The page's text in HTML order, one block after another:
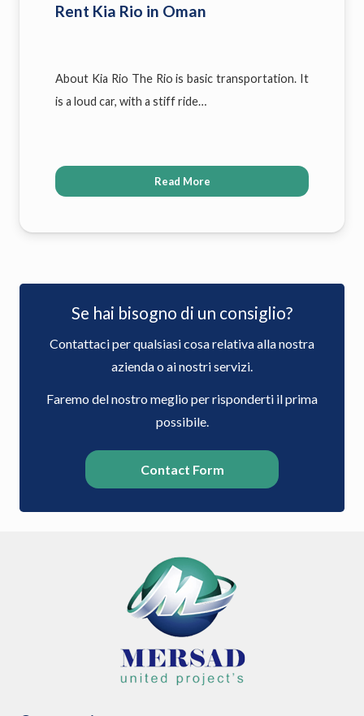
Rent Kia Rio in Oman
About Kia Rio The Rio is basic transportation. It
is a loud car, with a stiff ride…
Read More
Se hai bisogno di un consiglio?
Contattaci per qualsiasi cosa relativa alla nostra
azienda o ai nostri servizi.
Faremo del nostro meglio per risponderti il prima
possibile.
Contact Form